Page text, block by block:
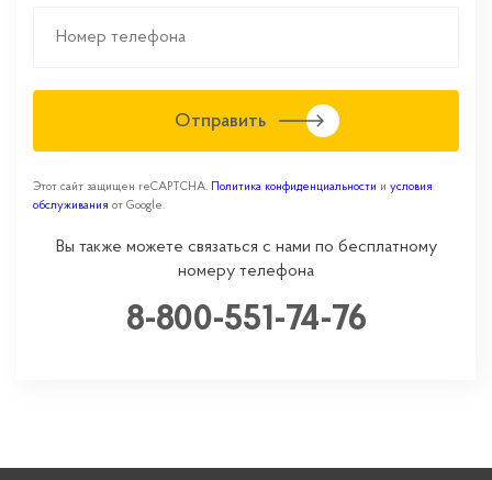
Отправить
Этот сайт защищен reCAPTCHA. Политика конфиденциальности и условия
обслуживания от Google.
Вы также можете связаться с нами по бесплатному
номеру телефона
8-800-551-74-76